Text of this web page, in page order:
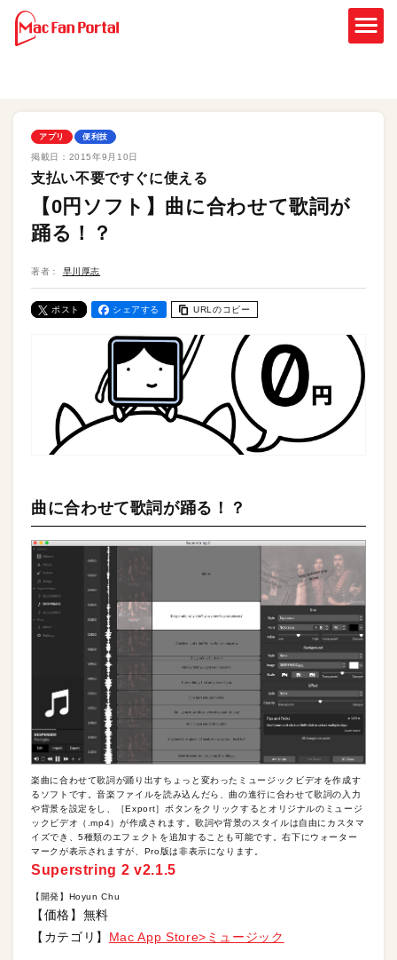
アプリ 便利技
掲載日： 2015年9月10日
支払い不要ですぐに使える
【0円ソフト】曲に合わせて歌詞が
踊る！？
著者： 早川厚志
ポスト シェアする URLのコピー
曲に合わせて歌詞が踊る！？
楽曲に合わせて歌詞が踊り出すちょっと変わったミュージックビデオを作成す
るソフトです。音楽ファイルを読み込んだら、曲の進行に合わせて歌詞の入力
や背景を設定をし、［Export］ボタンをクリックするとオリジナルのミュージ
ックビデオ（.mp4）が作成されます。歌詞や背景のスタイルは自由にカスタマ
イズでき、5種類のエフェクトを追加することも可能です。右下にウォーター
マークが表示されますが、Pro版は非表示になります。
Superstring 2 v2.1.5
【開発】Hoyun Chu
【価格】無料
【カテゴリ】 Mac App Store>ミュージック